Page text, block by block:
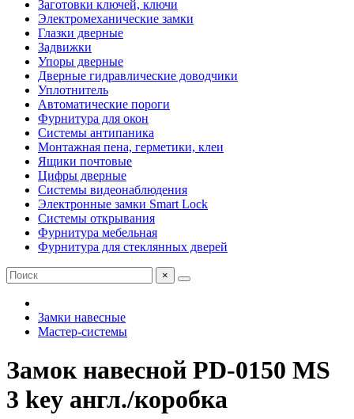
Заготовки ключей, ключи
Электромеханические замки
Глазки дверные
Задвижки
Упоры дверные
Дверные гидравлические доводчики
Уплотнитель
Автоматические пороги
Фурнитура для окон
Системы антипаника
Монтажная пена, герметики, клеи
Ящики почтовые
Цифры дверные
Системы видеонаблюдения
Электронные замки Smart Lock
Системы открывания
Фурнитура мебельная
Фурнитура для стеклянных дверей
×
Замки навесные
Мастер-системы
Замок навесной PD-0150 MS
3 key англ./коробка